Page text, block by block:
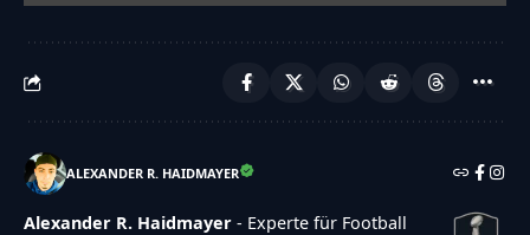
ALEXANDER R. HAIDMAYER
Alexander R. Haidmayer - Experte für Football